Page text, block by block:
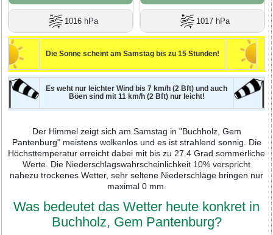
1016 hPa 1017 hPa
Die Sonne scheint am Samstag bis zu 15 Stunden!
Es weht nur leichter Wind bis 7 km/h (2 Bft) und auch
Böen sind mit 11 km/h (2 Bft) nur leicht!
Der Himmel zeigt sich am Samstag in "Buchholz, Gem
Pantenburg" meistens wolkenlos und es ist strahlend sonnig. Die
Höchsttemperatur erreicht dabei mit bis zu 27.4 Grad sommerliche
Werte. Die Niederschlagswahrscheinlichkeit 10% verspricht
nahezu trockenes Wetter, sehr seltene Niederschläge bringen nur
maximal 0 mm.
Was bedeutet das Wetter heute konkret in
Buchholz, Gem Pantenburg?